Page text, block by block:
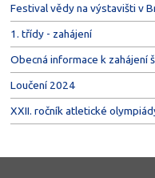
Festival vědy na výstavišti v
1. třídy - zahájení
Obecná informace k zahájení
Loučení 2024
XXII. ročník atletické